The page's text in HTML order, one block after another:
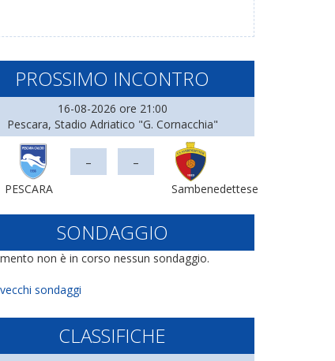
PROSSIMO INCONTRO
16-08-2026 ore 21:00
Pescara, Stadio Adriatico "G. Cornacchia"
PESCARA
- -
Sambenedettese
SONDAGGIO
non è in corso nessun sondaggio.
sondaggi
CLASSIFICHE